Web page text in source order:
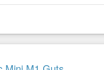
--systemd DISPLAY
000000' \